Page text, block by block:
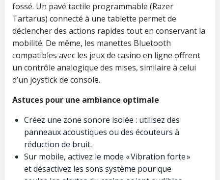
fossé. Un pavé tactile programmable (Razer
Tartarus) connecté à une tablette permet de
déclencher des actions rapides tout en conservant la
mobilité. De même, les manettes Bluetooth
compatibles avec les jeux de casino en ligne offrent
un contrôle analogique des mises, similaire à celui
d’un joystick de console.
Astuces pour une ambiance optimale
Créez une zone sonore isolée : utilisez des
panneaux acoustiques ou des écouteurs à
réduction de bruit.
Sur mobile, activez le mode « Vibration forte »
et désactivez les sons système pour que